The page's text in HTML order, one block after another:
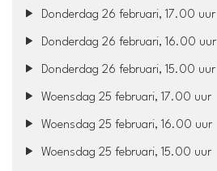
Donderdag 26 februari, 17.00 uur
Donderdag 26 februari, 16.00 uur
Donderdag 26 februari, 15.00 uur
Woensdag 25 februari, 17.00 uur
Woensdag 25 februari, 16.00 uur
Woensdag 25 februari, 15.00 uur